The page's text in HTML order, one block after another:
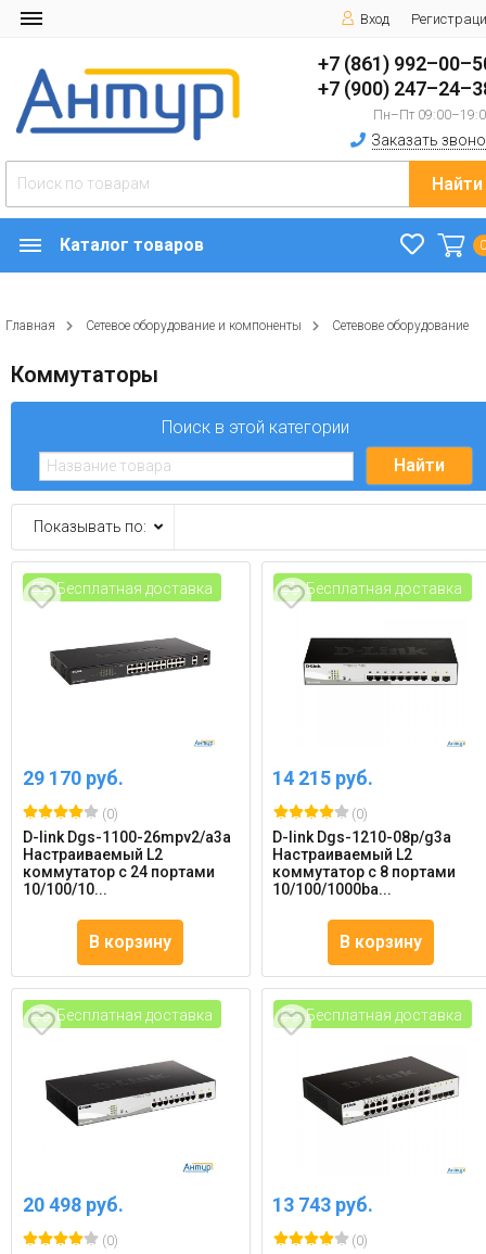
Вход
+7 (861)
+7 (900)
Пн–Пт
Заказать
Найти
Каталог товаров
Главная Сетевое оборудование и компоненты Сетевове оборудование
Коммутаторы
Поиск в этой категории
Показывать по:
Бесплатная доставка
29 170 руб.
(0)
D-link Dgs-1100-26mpv2/a3a
Настраиваемый L2
коммутатор с 24 портами
10/100/10...
В корзину
Бесплатная доставка
14 215 руб.
(0)
D-link Dgs-1210-08p/g3a
Настраиваемый L2
коммутатор с 8 портами
10/100/1000ba...
В корзину
Бесплатная доставка
20 498 руб.
(0)
Бесплатная доставка
13 743 руб.
(0)